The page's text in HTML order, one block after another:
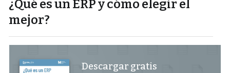
¿Qué es un ERP y cómo elegir el
mejor?
Descargar gratis